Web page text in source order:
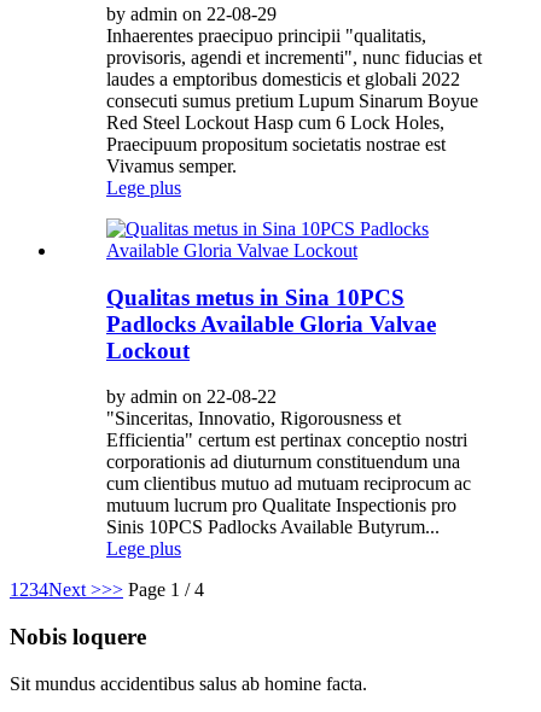
by admin on 22-08-29
Inhaerentes praecipuo principii "qualitatis,
provisoris, agendi et incrementi", nunc fiducias et
laudes a emptoribus domesticis et globali 2022
consecuti sumus pretium Lupum Sinarum Boyue
Red Steel Lockout Hasp cum 6 Lock Holes,
Praecipuum propositum societatis nostrae est
Vivamus semper.
Lege plus
Qualitas metus in Sina 10PCS
Padlocks Available Gloria Valvae
Lockout
by admin on 22-08-22
"Sinceritas, Innovatio, Rigorousness et
Efficientia" certum est pertinax conceptio nostri
corporationis ad diuturnum constituendum una
cum clientibus mutuo ad mutuam reciprocum ac
mutuum lucrum pro Qualitate Inspectionis pro
Sinis 10PCS Padlocks Available Butyrum...
Lege plus
1234Next >>> Page 1 / 4
Nobis loquere
Sit mundus accidentibus salus ab homine facta.